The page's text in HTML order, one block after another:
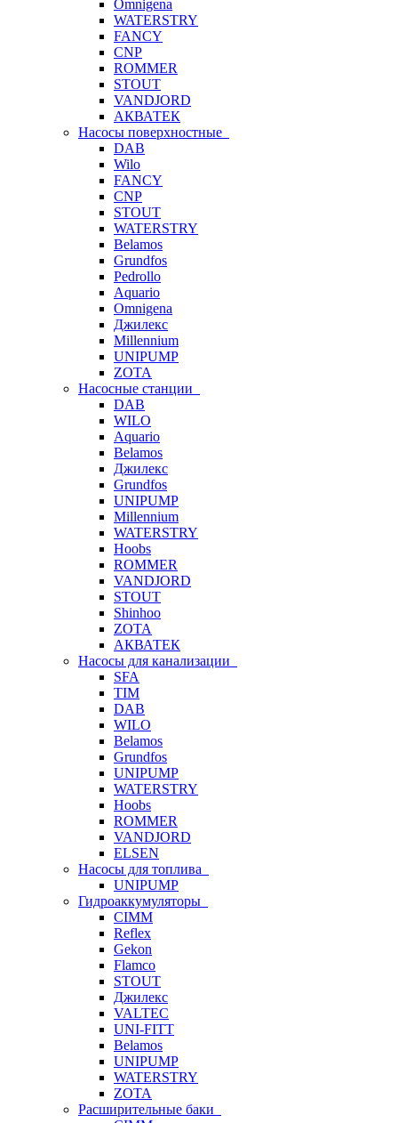
Omnigena
WATERSTRY
FANCY
CNP
ROMMER
STOUT
VANDJORD
АКВАТЕК
Насосы поверхностные
DAB
Wilo
FANCY
CNP
STOUT
WATERSTRY
Belamos
Grundfos
Pedrollo
Aquario
Omnigena
Джилекс
Millennium
UNIPUMP
ZOTA
Насосные станции
DAB
WILO
Aquario
Belamos
Джилекс
Grundfos
UNIPUMP
Millennium
WATERSTRY
Hoobs
ROMMER
VANDJORD
STOUT
Shinhoo
ZOTA
АКВАТЕК
Насосы для канализации
SFA
TIM
DAB
WILO
Belamos
Grundfos
UNIPUMP
WATERSTRY
Hoobs
ROMMER
VANDJORD
ELSEN
Насосы для топлива
UNIPUMP
Гидроаккумуляторы
CIMM
Reflex
Gekon
Flamco
STOUT
Джилекс
VALTEC
UNI-FITT
Belamos
UNIPUMP
WATERSTRY
ZOTA
Расширительные баки